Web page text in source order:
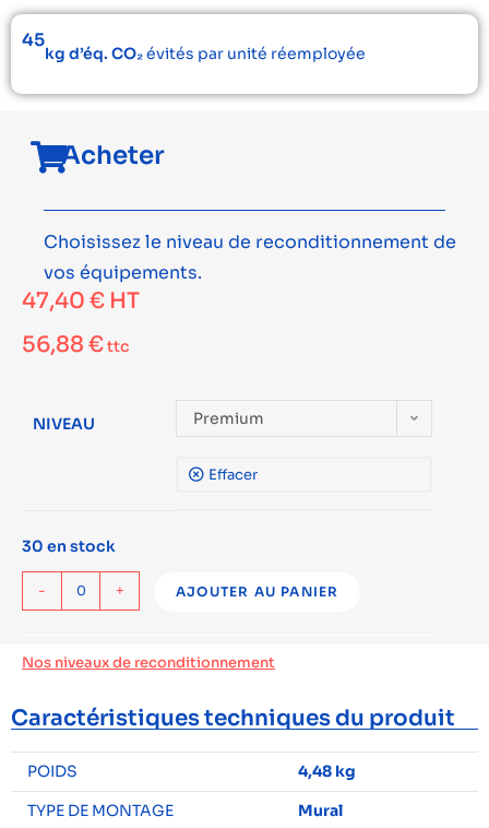
45
kg d’éq. CO₂évités par unité réemployée
Acheter
Choisissez le niveau de reconditionnement de
vos équipements.
47,40 € HT
56,88 €ttc
NIVEAU Premium
Effacer
30 en stock
- + AJOUTER AU PANIER
Nos niveaux de reconditionnement
Caractéristiques techniques du produit
POIDS
4,48 kg
TYPE DE MONTAGE
Mural